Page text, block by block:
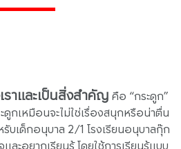
ราและเป็นสิ่งสำคัญคือ “กระดูก”
ดูกเหมือนจะไม่ใช่เรื่องสนุกหรือน่าตื่น
บเด็กอนุบาล 2/1 โรงเรียนอนุบาลกุ๊ก